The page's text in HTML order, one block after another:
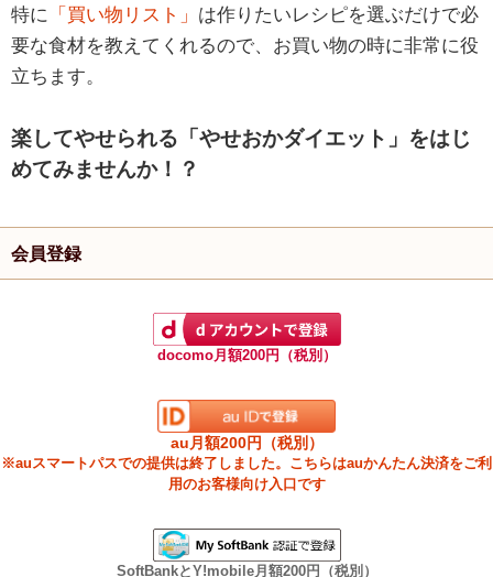
特に 「買い物リスト」 は作りたいレシピを選ぶだけで必
要な食材を教えてくれるので、お買い物の時に非常に役
立ちます。
楽してやせられる「やせおかダイエット」をはじ
めてみませんか！？
会員登録
docomo月額200円（税別）
au月額200円（税別）
※auスマートパスでの提供は終了しました。こちらはauかんたん決済をご利
用のお客様向け入口です
SoftBankとY!mobile月額200円（税別）